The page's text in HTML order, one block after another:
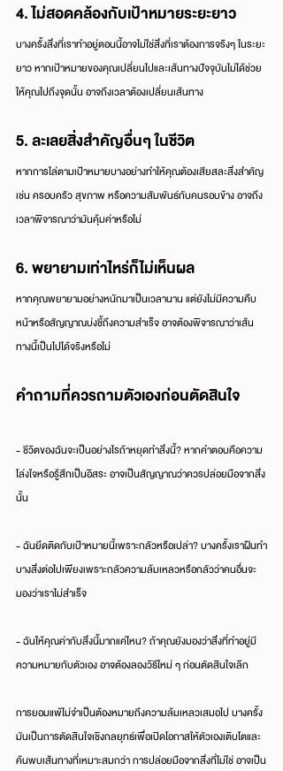
4. ไม่สอดคล้องกับเป้าหมายระยะยาว
บางครั้งสิ่งที่เราทำอยู่ตอนนี้อาจไม่ใช่สิ่งที่เราต้องการจริงๆ ในระยะ
ยาว หากเป้าหมายของคุณเปลี่ยนไปและเส้นทางปัจจุบันไม่ได้ช่วย
ให้คุณไปถึงจุดนั้น อาจถึงเวลาต้องเปลี่ยนเส้นทาง
5. ละเลยสิ่งสำคัญอื่นๆ ในชีวิต
หากการไล่ตามเป้าหมายบางอย่างทำให้คุณต้องเสียสละสิ่งสำคัญ
เช่น ครอบครัว สุขภาพ หรือความสัมพันธ์กับคนรอบข้าง อาจถึง
เวลาพิจารณาว่ามันคุ้มค่าหรือไม่
6. พยายามเท่าไหร่ก็ไม่เห็นผล
หากคุณพยายามอย่างหนักมาเป็นเวลานาน แต่ยังไม่มีความคืบ
หน้าหรือสัญญาณบ่งชี้ถึงความสำเร็จ อาจต้องพิจารณาว่าเส้น
ทางนี้เป็นไปได้จริงหรือไม่
คำถามที่ควรถามตัวเองก่อนตัดสินใจ
- ชีวิตของฉันจะเป็นอย่างไรถ้าหยุดทำสิ่งนี้? หากคำตอบคือความ
โล่งใจหรือรู้สึกเป็นอิสระ อาจเป็นสัญญาณว่าควรปล่อยมือจากสิ่ง
นั้น
- ฉันยึดติดกับเป้าหมายนี้เพราะกลัวหรือเปล่า? บางครั้งเราฝืนทำ
บางสิ่งต่อไปเพียงเพราะกลัวความล้มเหลวหรือกลัวว่าคนอื่นจะ
มองว่าเราไม่สำเร็จ
- ฉันให้คุณค่ากับสิ่งนี้มากแค่ไหน? ถ้าคุณยังมองว่าสิ่งที่ทำอยู่มี
ความหมายกับตัวเอง อาจต้องลองวิธีใหม่ ๆ ก่อนตัดสินใจเลิก
การยอมแพ้ไม่จำเป็นต้องหมายถึงความล้มเหลวเสมอไป บางครั้ง
มันเป็นการตัดสินใจเชิงกลยุทธ์เพื่อเปิดโอกาสให้ตัวเองเติบโตและ
ค้นพบเส้นทางที่เหมาะสมกว่า การปล่อยมือจากสิ่งที่ไม่ใช่ อาจเป็น